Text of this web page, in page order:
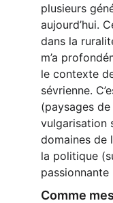
plusieurs
aujourd’hui.
dans la
m’a
le contexte
sévrienne.
(paysages
vulgarisation
domaines de
la politique
passionnante
Comme